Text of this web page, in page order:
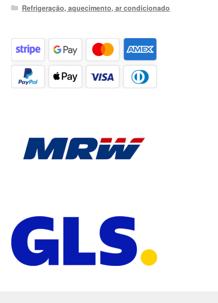
Refrigeração, aquecimento, ar condicionado